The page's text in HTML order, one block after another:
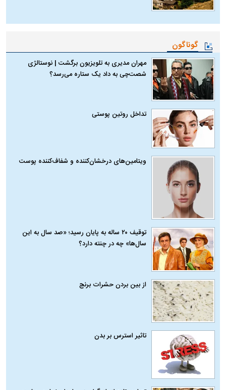
گوناگون
مهران مدیری به تلویزیون برگشت | نوستالژی
شصت‌چی به داد یک ستاره می‌رسد؟
تداخل روتین پوستی
ویتامین‌های درخشان‌کننده و شفاف‌کننده پوست
توقیف ۲۰ ساله به پایان رسید؛ «صد سال به این
سال‌ها» چه در چنته دارد؟
از بین بردن حشرات برنج
تاثیر استرس بر بدن